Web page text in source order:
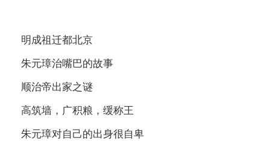
明成祖迁都北京
朱元璋治嘴巴的故事
顺治帝出家之谜
高筑墙，广积粮，缓称王
朱元璋对自己的出身很自卑